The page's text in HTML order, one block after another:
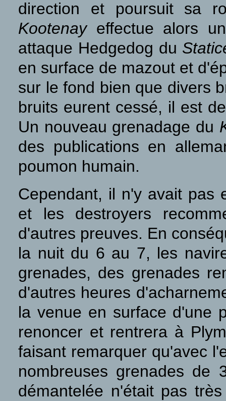
direction et poursuit sa
Kootenayeffectue alors
attaque Hedgedog du
en surface de mazout et
sur le fond bien que divers
bruits eurent cessé, il est
Un nouveau grenadage du
des publications en
poumon humain.
Cependant, il n'y avait pas
et les destroyers
d'autres preuves. En
la nuit du 6 au 7, les
grenades, des grenades
d'autres heures
la venue en surface d'une
renoncer et rentrera à
faisant remarquer qu'avec
nombreuses grenades de
démantelée n'était pas